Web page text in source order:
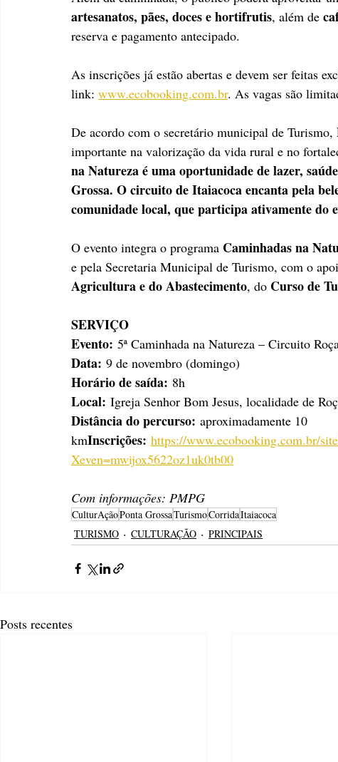
artesanatos, pães, doces e hortifrutis, além de
reserva e pagamento antecipado.
As inscrições já estão abertas e devem ser feitas
link: www.ecobooking.com.br. As vagas são
De acordo com o secretário municipal de Turismo,
importante na valorização da vida rural e no
na Natureza é uma oportunidade de lazer,
Grossa. O circuito de Itaiacoca encanta pela
comunidade local, que participa ativamente do
O evento integra o programa Caminhadas na
e pela Secretaria Municipal de Turismo, com o
Agricultura e do Abastecimento, do Curso de
SERVIÇO
Evento: 5ª Caminhada na Natureza – Circuito
Data: 9 de novembro (domingo)
Horário de saída: 8h
Local: Igreja Senhor Bom Jesus, localidade de
Distância do percurso: aproximadamente 10
kmInscrições: https://www.ecobooking.com.br/
Xeven=mwijox5622oz1uk0tb00
Com informações: PMPG
CulturAçãoPonta GrossaTurismoCorridaItaiacoca
TURISMO
CULTURAÇÃO PRINCIPAIS
Posts recentes